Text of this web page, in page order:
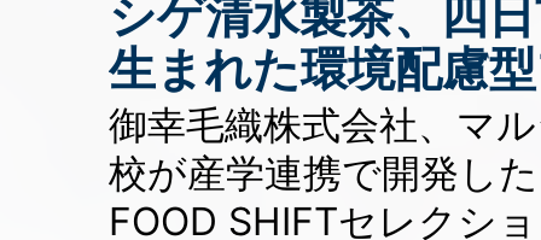
シゲ清水製茶、四
生まれた環境配慮
御幸毛織株式会社、マ
校が産学連携で開発し
FOOD SHIFTセレクシ